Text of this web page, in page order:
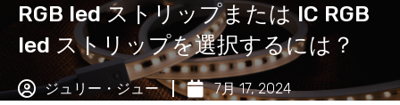
RGB led ストリップまたは IC RGB
led ストリップを選択するには？
ジュリー・ジュー 7月 17, 2024